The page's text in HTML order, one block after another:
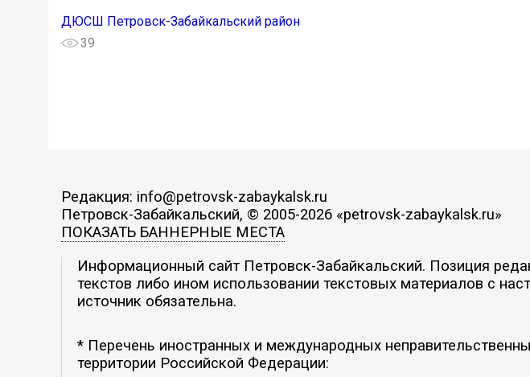
ДЮСШ Петровск-Забайкальский район
39
Редакция: info@petrovsk-zabaykalsk.ru
Петровск-Забайкальский, © 2005-2026 «petrovsk-zabaykalsk.ru»
ПОКАЗАТЬ БАННЕРНЫЕ МЕСТА
Информационный сайт Петровск-Забайкальский. Позиция
текстов либо ином использовании текстовых материалов с
источник обязательна.
* Перечень иностранных и международных
территории Российской Федерации: